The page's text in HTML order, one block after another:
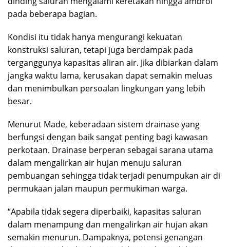
pada beberapa bagian.
Kondisi itu tidak hanya mengurangi kekuatan
konstruksi saluran, tetapi juga berdampak pada
terganggunya kapasitas aliran air. Jika dibiarkan dalam
jangka waktu lama, kerusakan dapat semakin meluas
dan menimbulkan persoalan lingkungan yang lebih
besar.
Menurut Made, keberadaan sistem drainase yang
berfungsi dengan baik sangat penting bagi kawasan
perkotaan. Drainase berperan sebagai sarana utama
dalam mengalirkan air hujan menuju saluran
pembuangan sehingga tidak terjadi penumpukan air di
permukaan jalan maupun permukiman warga.
“Apabila tidak segera diperbaiki, kapasitas saluran
dalam menampung dan mengalirkan air hujan akan
semakin menurun. Dampaknya, potensi genangan